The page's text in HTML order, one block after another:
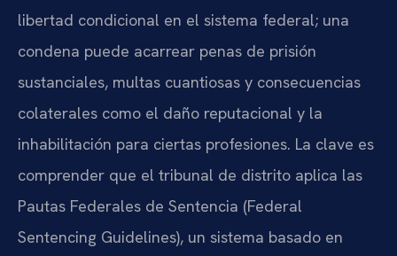
libertad condicional en el sistema federal; una
condena puede acarrear penas de prisión
sustanciales, multas cuantiosas y consecuencias
colaterales como el daño reputacional y la
inhabilitación para ciertas profesiones. La clave es
comprender que el tribunal de distrito aplica las
Pautas Federales de Sentencia (Federal
Sentencing Guidelines), un sistema basado en